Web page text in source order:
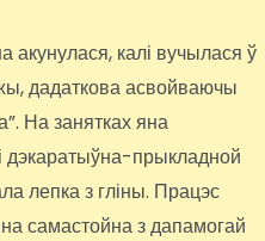
акунулася, калі вучылася ў
дадаткова асвойваючы
На занятках яна
дэкаратыўна-прыкладной
лепка з гліны. Працэс
самастойна з дапамогай